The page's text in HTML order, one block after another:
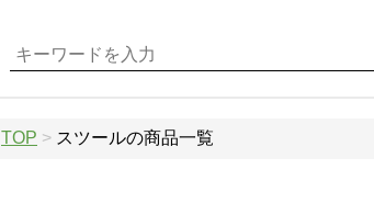
TOP > スツールの商品一覧